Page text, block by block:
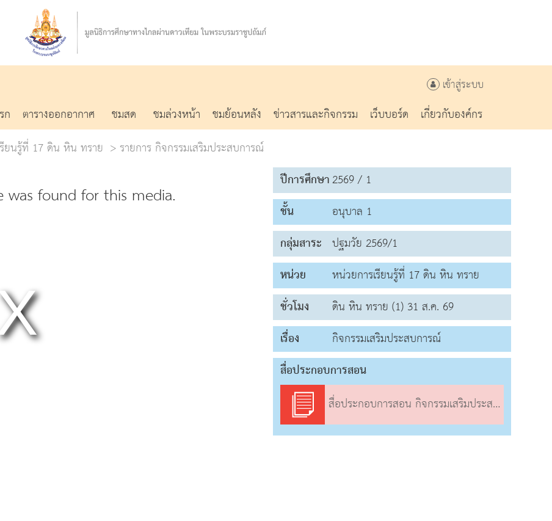
เข้าสู่ระบบ
ก ตารางออกอากาศ ชมสด ชมล่วงหน้า ชมย้อนหลัง ข่าวสารและกิจกรรม เว็บบอร์ด
เกี่ยวกับองค์กร
ยนรู้ที่ 17 ดิน หิน ทราย
รายการ กิจกรรมเสริมประสบการณ์
found for this media.
ปีการศึกษา2569 / 1
ชั้น
อนุบาล 1
กลุ่มสาระ ปฐมวัย 2569/1
หน่วย
หน่วยการเรียนรู้ที่ 17 ดิน หิน ทราย
ชั่วโมง
ดิน หิน ทราย (1) 31 ส.ค. 69
เรื่อง
กิจกรรมเสริมประสบการณ์
สื่อประกอบการสอน
สื่อประกอบการสอน กิจกรรมเสริมประสบการณ์